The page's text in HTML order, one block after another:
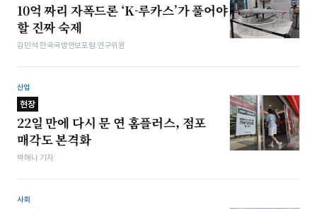
10억 짜리 자폭드론 ‘K-루카스’가 풀어야
할 진짜 숙제
김민석 한국국방안보포럼 연구위원
산업
현장
22일 만에 다시 문 연 홈플러스, 점포
매각도 본격화
박해나 기자
사회